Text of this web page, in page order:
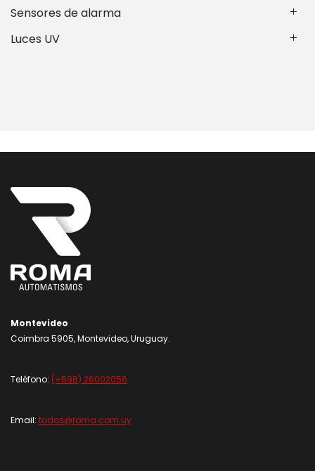
Sensores de alarma
Luces UV
Montevideo
Coimbra 5905, Montevideo, Uruguay.
Teléfono: (+598) 26002056
Email: todos@roma.com.uy